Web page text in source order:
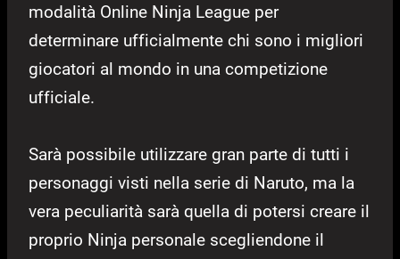
modalità Online Ninja League per
determinare ufficialmente chi sono i migliori
giocatori al mondo in una competizione
ufficiale.
Sarà possibile utilizzare gran parte di tutti i
personaggi visti nella serie di Naruto, ma la
vera peculiarità sarà quella di potersi creare il
proprio Ninja personale scegliendone il